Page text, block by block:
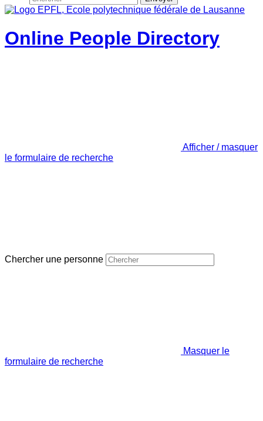
Online People Directory
Afficher / masquer
le formulaire de recherche
Chercher une personne
Masquer le
formulaire de recherche